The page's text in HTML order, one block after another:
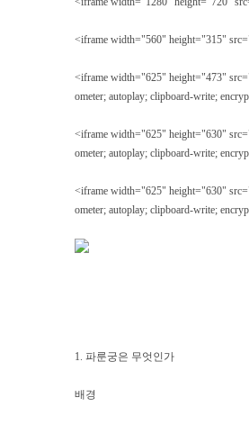
<iframe width="560" height="315"
<iframe width="625" height="473"
ometer; autoplay; clipboard-write;
<iframe width="625" height="630"
ometer; autoplay; clipboard-write;
<iframe width="625" height="630"
ometer; autoplay; clipboard-write;
1. 파룬궁은 무엇인가
배경